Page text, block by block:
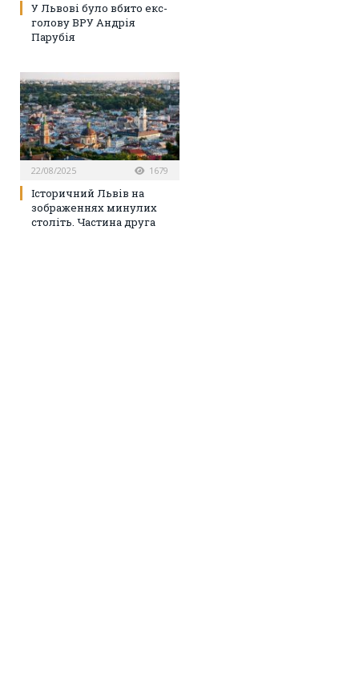
У Львові було вбито екс-
голову ВРУ Андрія
Парубія
22/08/2025 1679
Історичний Львів на
зображеннях минулих
століть. Частина друга